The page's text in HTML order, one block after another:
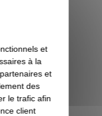
choisir
? Toujours
film de
ne sont pas
mais une
et
à la
et
des
le trafic afin
client